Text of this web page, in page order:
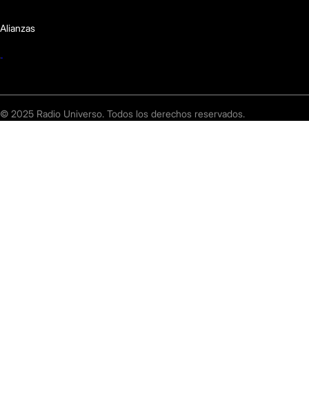
Alianzas
© 2025 Radio Universo. Todos los derechos reservados.